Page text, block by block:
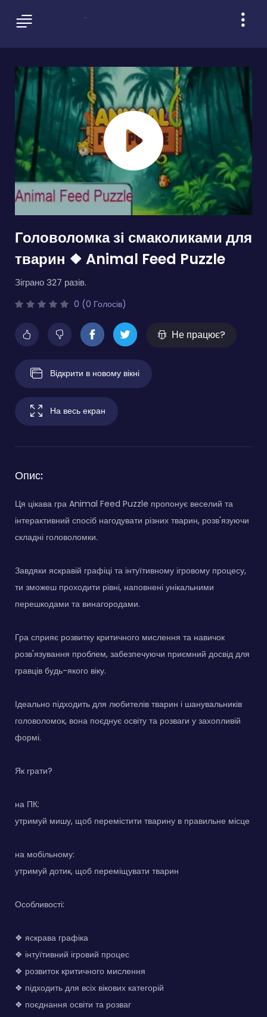
Головоломка зі смаколиками для
тварин ❖ Animal Feed Puzzle
Зіграно 327 разів.
0 (0 Голосів)
Не працює?
Відкрити в новому вікні
На весь екран
Опис:
Ця цікава гра Animal Feed Puzzle пропонує веселий та
інтерактивний спосіб нагодувати різних тварин, розв'язуючи
складні головоломки.
Завдяки яскравій графіці та інтуїтивному ігровому процесу,
ти зможеш проходити рівні, наповнені унікальними
перешкодами та винагородами.
Гра сприяє розвитку критичного мислення та навичок
розв'язування проблем, забезпечуючи приємний досвід для
гравців будь-якого віку.
Ідеально підходить для любителів тварин і шанувальників
головоломок, вона поєднує освіту та розваги у захопливій
формі.
Як грати?
на ПК:
утримуй мишу, щоб перемістити тварину в правильне місце
на мобільному:
утримуй дотик, щоб переміщувати тварин
Особливості:
❖ яскрава графіка
❖ інтуїтивний ігровий процес
❖ розвиток критичного мислення
❖ підходить для всіх вікових категорій
❖ поєднання освіти та розваг